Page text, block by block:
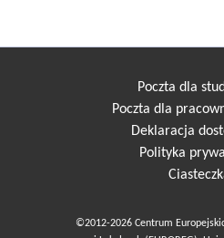
Poczta dla
Poczta dla
Deklaracja
Polityka
©2012-2026 Centrum